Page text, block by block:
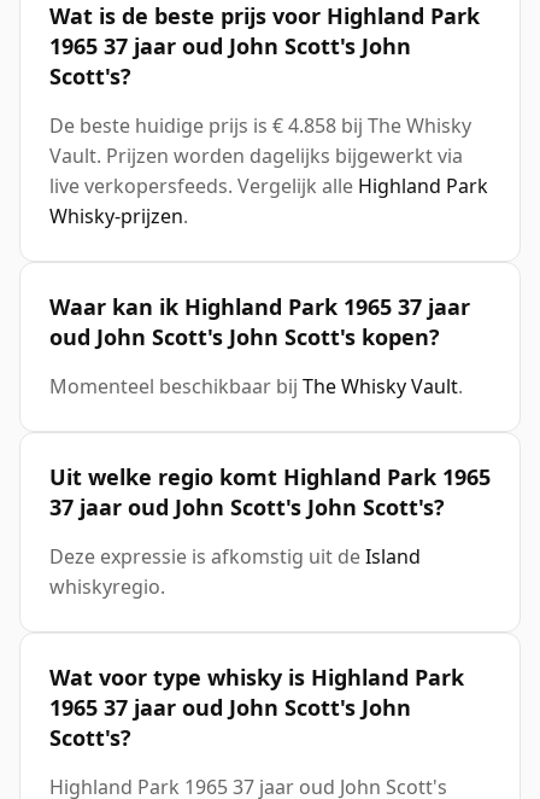
Wat is de beste prijs voor Highland Park
1965 37 jaar oud John Scott's John
Scott's?
De beste huidige prijs is € 4.858 bij The Whisky
Vault. Prijzen worden dagelijks bijgewerkt via
live verkopersfeeds. Vergelijk alle Highland Park
Whisky-prijzen.
Waar kan ik Highland Park 1965 37 jaar
oud John Scott's John Scott's kopen?
Momenteel beschikbaar bij The Whisky Vault.
Uit welke regio komt Highland Park 1965
37 jaar oud John Scott's John Scott's?
Deze expressie is afkomstig uit deIsland
whiskyregio.
Wat voor type whisky is Highland Park
1965 37 jaar oud John Scott's John
Scott's?
Highland Park 1965 37 jaar oud John Scott's